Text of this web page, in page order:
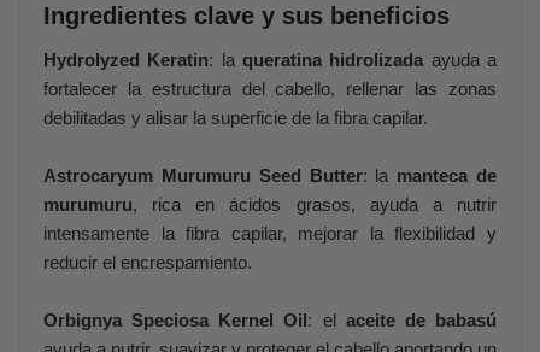
Ingredientes clave y sus beneficios
Hydrolyzed Keratin: laqueratina hidrolizada ayuda a
fortalecer la estructura del cabello, rellenar las zonas
debilitadas y alisar la superficie de la fibra capilar.
Astrocaryum Murumuru Seed Butter: la manteca de
murumuru, rica en ácidos grasos, ayuda a nutrir
intensamente la fibra capilar, mejorar la flexibilidad y
reducir el encrespamiento.
Orbignya Speciosa Kernel Oil: el aceite de babasú